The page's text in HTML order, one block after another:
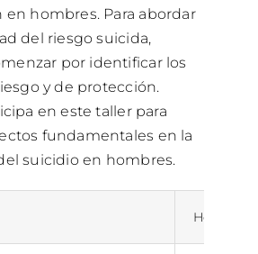
en hombres. Para abordar
del riesgo suicida,
por identificar los
y de protección.
en este taller para
fundamentales en la
suicidio en hombres.
Hora